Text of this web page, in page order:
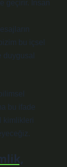
geçirir. İnsan
bu içsel
bu ifade
kimlikleri